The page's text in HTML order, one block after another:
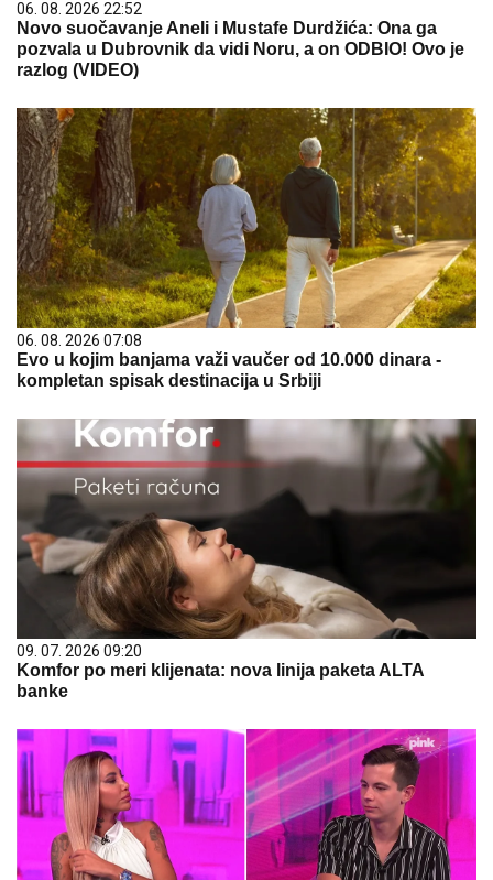
06. 08. 2026 22:52
Novo suočavanje Aneli i Mustafe Durdžića: Ona ga
pozvala u Dubrovnik da vidi Noru, a on ODBIO! Ovo je
razlog (VIDEO)
06. 08. 2026 07:08
Evo u kojim banjama važi vaučer od 10.000 dinara -
kompletan spisak destinacija u Srbiji
09. 07. 2026 09:20
Komfor po meri klijenata: nova linija paketa ALTA
banke